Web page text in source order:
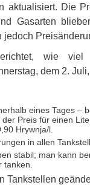
aktualisiert. Die
Gasarten
jedoch
wie viel
dem 2.
eines Tages –
der Preis für einen
Hrywnja/l.
in allen
stabil; man kann
tanken.
Tankstellen